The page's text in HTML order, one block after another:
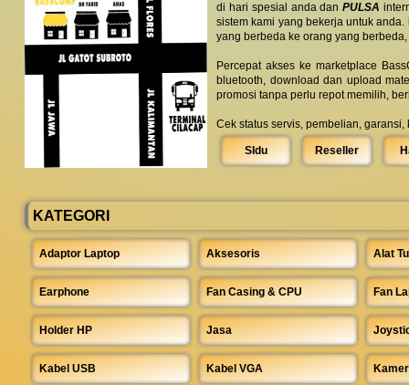
di hari spesial anda danPULSA
sistem kami yang bekerja untuk anda.
yang berbeda ke orang yang
Percepat akses ke marketplace
bluetooth, download dan upload
promosi tanpa perlu repot memilih,
Cek status servis, pembelian,
SIdu Reseller
KATEGORI
Adaptor Laptop Aksesoris Alat
Earphone Fan Casing & CPU Fan
Holder HP Jasa
Kabel USB Kabel VGA